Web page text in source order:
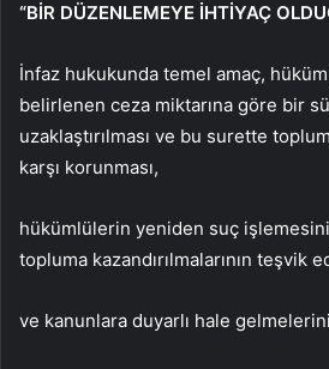
“BİR DÜZENLEMEYE İHTİYAÇ
İnfaz hukukunda temel amaç,
belirlenen ceza miktarına göre bir
uzaklaştırılması ve bu surette
karşı korunması,
hükümlülerin yeniden suç
topluma kazandırılmalarının teşvik
ve kanunlara duyarlı hale